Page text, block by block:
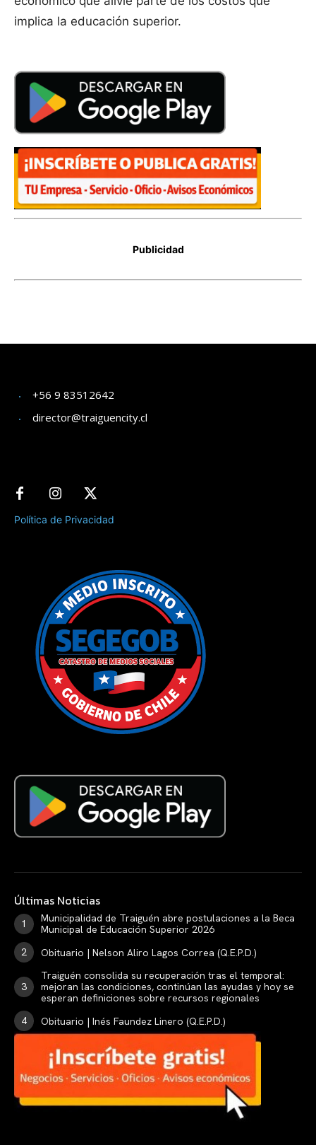
+56 9 83512642
director@traiguencity.cl
Política de Privacidad
Últimas Noticias
Municipalidad de Traiguén abre postulaciones a la Beca
Municipal de Educación Superior 2026
Obituario | Nelson Aliro Lagos Correa (Q.E.P.D.)
Traiguén consolida su recuperación tras el temporal:
mejoran las condiciones, continúan las ayudas y hoy se
esperan definiciones sobre recursos regionales
Obituario | Inés Faundez Linero (Q.E.P.D.)